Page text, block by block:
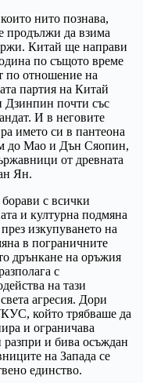
нито познава,
продължи да взима
Китай ще направи
по същото време
по отношение на
партия на Китай
Дзинпин почти със
И в неговите
името си в пантеона
до Мао и Дън Сяопин,
от древната
Ян.
с всички
и културна подмяна
изкупуването на
в пограничните
дрънкане на оръжия
с
на тази
агресия. Дори
който трябваше да
и ограничава
и бива осъждан
на Запада се
единство.